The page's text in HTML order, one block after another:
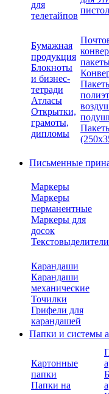
для
телетайпов
Бумажная
продукция
Блокноты
и бизнес-
тетради
Атласы
Открытки,
грамоты,
дипломы
Письменные
Маркеры
Маркеры
перманентные
Маркеры для
досок
Текстовыделители
Карандаши
Карандаши
механические
Точилки
Грифели для
карандашей
Папки и системы
Картонные
папки
Папки на